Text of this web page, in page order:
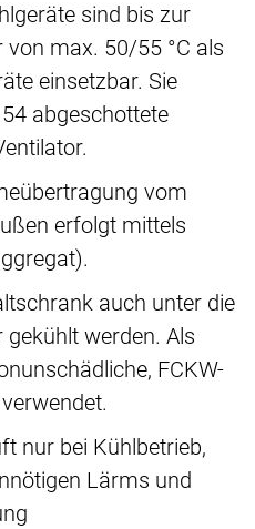
sind bis zur
max. 50/55 °C als
einsetzbar. Sie
abgeschottete
vom
erfolgt mittels
auch unter die
werden. Als
FCKW-
nur bei Kühlbetrieb,
Lärms und